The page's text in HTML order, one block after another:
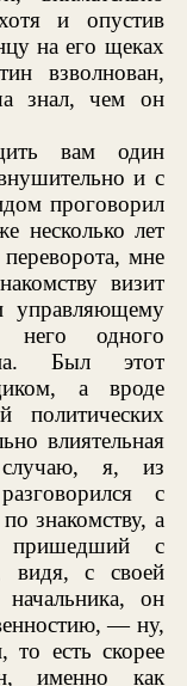
и опустив
на его щеках
взволнован,
знал, чем он
вам один
и с
проговорил
лет
мне
визит
управляющему
него одного
Был этот
а вроде
политических
влиятельная
я, из
с
знакомству, а
пришедший с
видя, с своей
он
— ну,
то есть скорее
именно как